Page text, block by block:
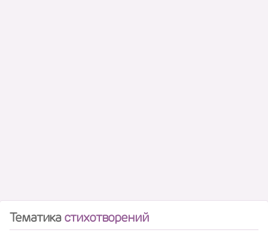
Тематикастихотворений